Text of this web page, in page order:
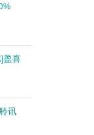
盈喜
讯